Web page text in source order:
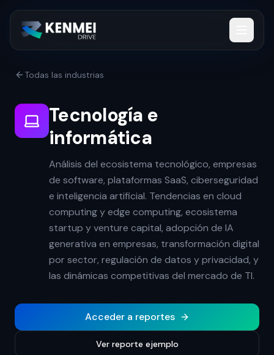
Todas las industrias
Tecnología e
informática
Análisis del ecosistema tecnológico, empresas
de software, plataformas SaaS, ciberseguridad
e inteligencia artificial. Tendencias en cloud
computing y edge computing, ecosistema
startup y venture capital, adopción de IA
generativa en empresas, transformación digital
por sector, regulación de datos y privacidad, y
las dinámicas competitivas del mercado de TI.
Acceder a reportes
Ver reporte ejemplo